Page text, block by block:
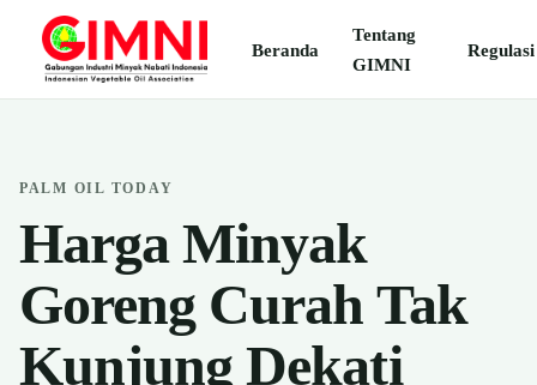
Beranda
Tentang
GIMNI
Regulasi
PALM OIL TODAY
Harga Minyak
Goreng Curah Tak
Kunjung Dekati